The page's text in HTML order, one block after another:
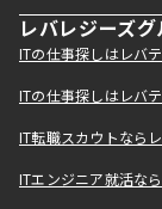
レバレジーズ
ITの仕事探しはレバ
ITの仕事探しはレバ
IT転職スカウトなら
ITエンジニア就活な